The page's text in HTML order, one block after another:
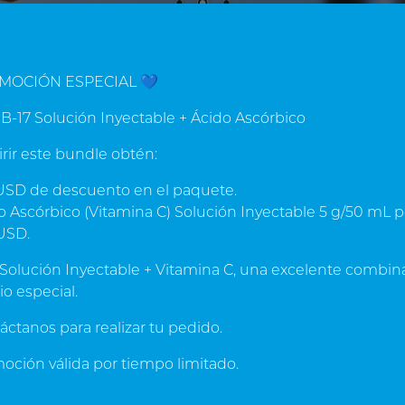
CALIDAD Y EXPERIENCIA
del fabricante
amygdalin,
Cytopharma de Mexico SA es reconocida
Suplementos Narurales de Amigdalina (vitamina B17)
ESPECIAL 💙
17 Solución Inyectable + Ácido Ascórbico
este bundle obtén:
de descuento en el paquete.
Ascórbico (Vitamina C) Solución Inyectable 5 g/50 mL
Inyectable + Vitamina C, una excelente
especial.
para realizar tu pedido.
válida por tiempo limitado.